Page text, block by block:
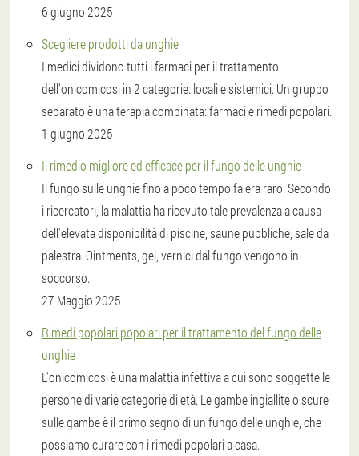
6 giugno 2025
Scegliere prodotti da unghie
I medici dividono tutti i farmaci per il trattamento
dell'onicomicosi in 2 categorie: locali e sistemici. Un gruppo
separato è una terapia combinata: farmaci e rimedi popolari.
1 giugno 2025
Il rimedio migliore ed efficace per il fungo delle unghie
Il fungo sulle unghie fino a poco tempo fa era raro. Secondo
i ricercatori, la malattia ha ricevuto tale prevalenza a causa
dell'elevata disponibilità di piscine, saune pubbliche, sale da
palestra. Ointments, gel, vernici dal fungo vengono in
soccorso.
27 Maggio 2025
Rimedi popolari popolari per il trattamento del fungo delle
unghie
L'onicomicosi è una malattia infettiva a cui sono soggette le
persone di varie categorie di età. Le gambe ingiallite o scure
sulle gambe è il primo segno di un fungo delle unghie, che
possiamo curare con i rimedi popolari a casa.